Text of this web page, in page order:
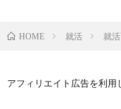
HOME 就活 就
アフィリエイト広告を利用